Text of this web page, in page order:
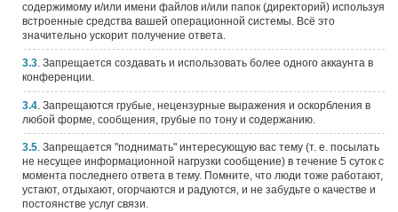
содержимому и/или имени файлов и/или папок (директорий) используя
встроенные средства вашей операционной системы. Всё это
значительно ускорит получение ответа.
3.3. Запрещается создавать и использовать более одного аккаунта в
конференции.
3.4 . Запрещаются грубые, нецензурные выражения и оскорбления в
любой форме, сообщения, грубые по тону и содержанию.
3.5. Запрещается "поднимать" интересующую вас тему (т. е. посылать
не несущее информационной нагрузки сообщение) в течение 5 суток с
момента последнего ответа в тему. Помните, что люди тоже работают,
устают, отдыхают, огорчаются и радуются, и не забудьте о качестве и
постоянстве услуг связи.